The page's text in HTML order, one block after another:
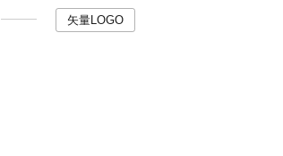
矢量LOGO